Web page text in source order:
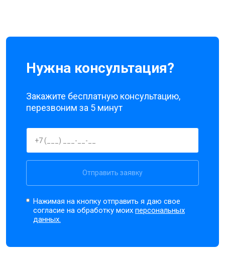
Нужна консультация?
Закажите бесплатную консультацию,
перезвоним за 5 минут
Отправить заявку
Нажимая на кнопку отправить я даю свое
согласие на обработку моихперсональных
данных.